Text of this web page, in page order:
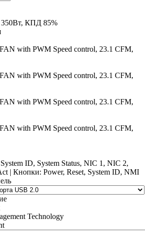
КПД 85%
with PWM Speed control, 23.1 CFM,
with PWM Speed control, 23.1 CFM,
with PWM Speed control, 23.1 CFM,
with PWM Speed control, 23.1 CFM,
ID, System Status, NIC 1, NIC 2,
| Кнопки: Power, Reset, System ID, NMI
Technology